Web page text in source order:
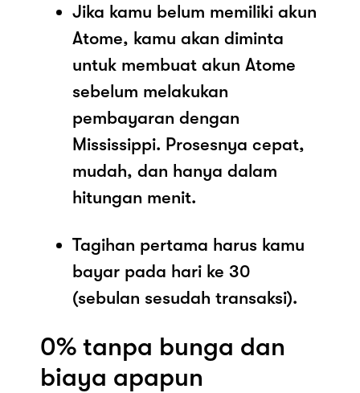
Jika kamu belum memiliki akun
Atome, kamu akan diminta
untuk membuat akun Atome
sebelum melakukan
pembayaran dengan
Mississippi. Prosesnya cepat,
mudah, dan hanya dalam
hitungan menit.
Tagihan pertama harus kamu
bayar pada hari ke 30
(sebulan sesudah transaksi).
0% tanpa bunga dan
biaya apapun